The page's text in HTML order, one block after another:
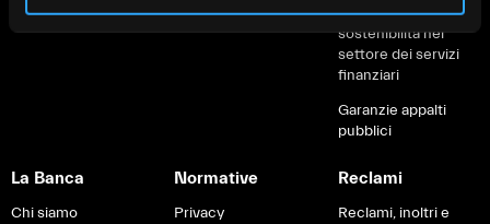
La Banca
Chi siamo
Normative
Privacy
Reclami
Reclami, inoltri e
Informativa sulla
sostenibilità nel
settore dei servizi
finanziari
Garanzie appalti
pubblici